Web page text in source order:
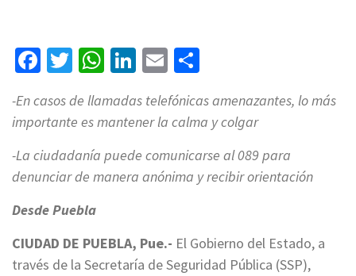
Facebook
Twitter
WhatsApp
LinkedIn
Email
-En casos de llamadas telefónicas amenazantes, lo más
importante es mantener la calma y colgar
-La ciudadanía puede comunicarse al 089 para
denunciar de manera anónima y recibir orientación
Desde Puebla
CIUDAD DE PUEBLA, Pue.- El Gobierno del Estado, a
través de la Secretaría de Seguridad Pública (SSP),